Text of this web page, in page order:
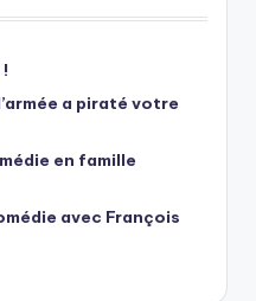
a piraté votre
en famille
avec François